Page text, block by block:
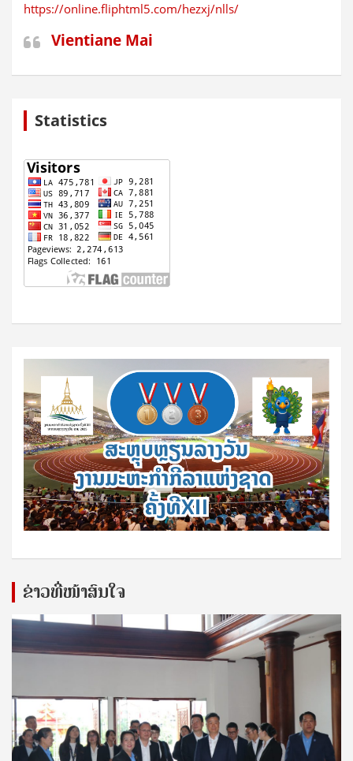
https://online.fliphtml5.com/hezxj/nlls/
Vientiane Mai
Statistics
ຂ່າວທີ່ໜ້າສົນໃຈ